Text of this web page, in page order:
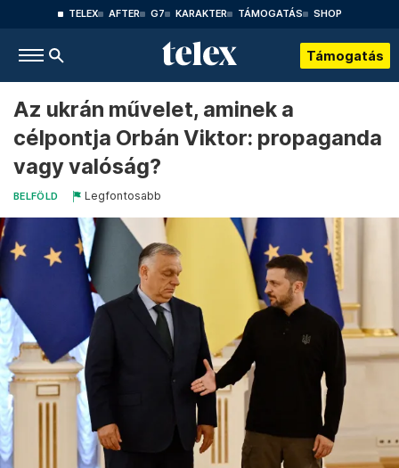
TELEX AFTER G7 KARAKTER TÁMOGATÁS SHOP
Támogatás
Az ukrán művelet, aminek a
célpontja Orbán Viktor: propaganda
vagy valóság?
BELFÖLD Legfontosabb